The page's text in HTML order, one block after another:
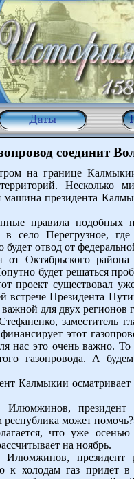
соединит
на границе
Несколько
машина президента
правила подобных
в село Перегрузное,
будет отвод от
Октябрьского
будет решаться
проект существовал
встрече Президента
для двух регионов
заместитель
этот
нас это очень важно.
газопровода. А
Калмыкии
Илюмжинов,
может
что уже
на ноябрь.
Илюмжинов, президент
к холодам газ придет